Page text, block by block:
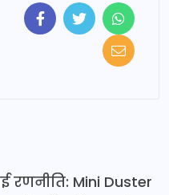
रणनीति: Mini Duster